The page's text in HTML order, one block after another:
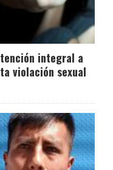
integral a
violación sexual